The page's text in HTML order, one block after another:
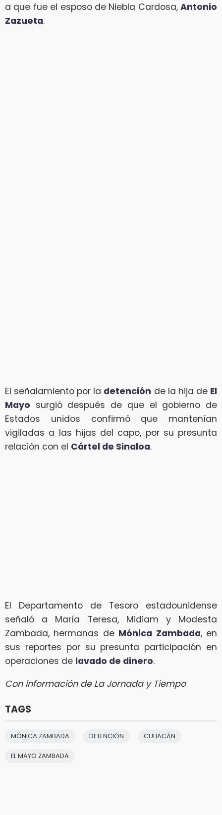
a que fue el esposo de Niebla Cardosa, Antonio
Zazueta.
El señalamiento por la detención de la hija de El
Mayo surgió después de que el gobierno de
Estados unidos confirmó que mantenían
vigiladas a las hijas del capo, por su presunta
relación con el Cártel de Sinaloa.
El Departamento de Tesoro estadounidense
señaló a María Teresa, Midiam y Modesta
Zambada, hermanas de Mónica Zambada, en
sus reportes por su presunta participación en
operaciones de lavado de dinero.
Con información de La Jornada y Tiempo
TAGS
MÓNICA ZAMBADA DETENCIÓN CULIACÁN
EL MAYO ZAMBADA